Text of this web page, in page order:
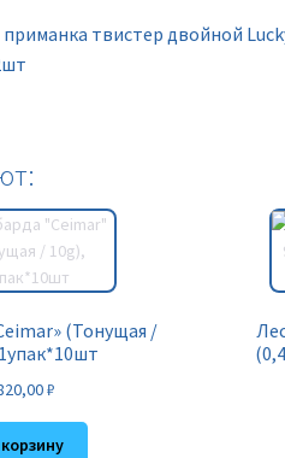
твистер двойной
(Тонущая /
₽